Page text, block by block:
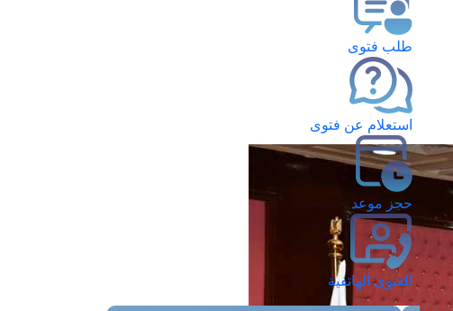
طلب فتوى
استعلام عن فتوى
حجز موعد
الفتوى الهاتفية